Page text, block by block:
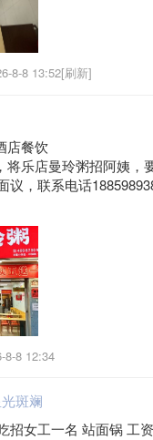
8-8 13:52[刷新]
店餐饮
8-8 12:34
斑斓
工一名 站面锅 工资7500 一